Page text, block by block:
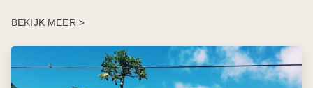
BEKIJK MEER >